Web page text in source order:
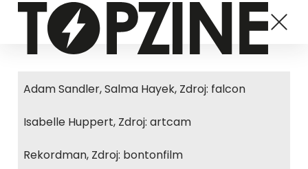
Adam Sandler, Salma Hayek, Zdroj: falcon
Isabelle Huppert, Zdroj: artcam
Rekordman, Zdroj: bontonfilm